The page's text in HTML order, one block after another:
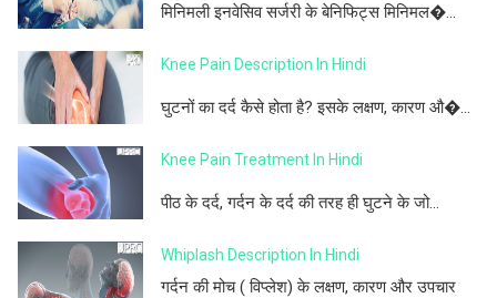
मिनिमली इनवेसिव सर्जरी के बेनिफिट्स मिनिमल�...
Knee Pain Description In Hindi
घुटनों का दर्द कैसे होता है? इसके लक्षण, कारण औ�...
Knee Pain Treatment In Hindi
पीठ के दर्द, गर्दन के दर्द की तरह ही घुटने के जो...
Whiplash Description In Hindi
गर्दन की मोच ( विप्लेश) के लक्षण, कारण और उपचार